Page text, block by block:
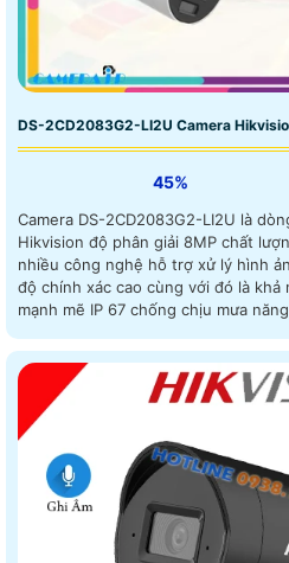
DS-2CD2083G2-LI2U Camera
45%
Camera DS-2CD2083G2-LI2U là
Hikvision độ phân giải 8MP chất lượng 4K. Ngoài ra
nhiều công nghệ hỗ trợ xử lý hình
độ chính xác cao cùng với đó là
mạnh mẽ IP 67 chống chịu mưa